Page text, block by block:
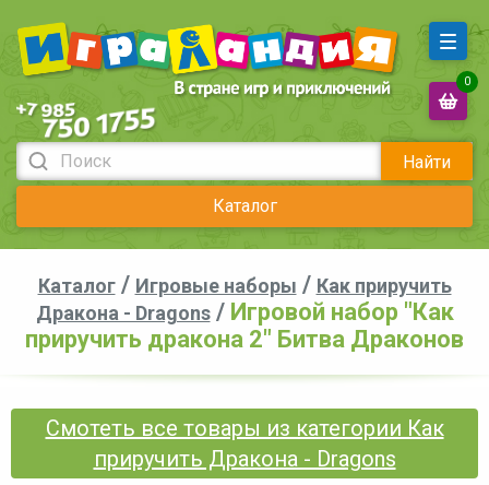
Найти
Каталог
0
Каталог/ Игровые наборы / Как приручить
Дракона - Dragons/ Игровой набор "Как
приручить дракона 2" Битва Драконов
Смотеть все товары из категории Как
приручить Дракона - Dragons